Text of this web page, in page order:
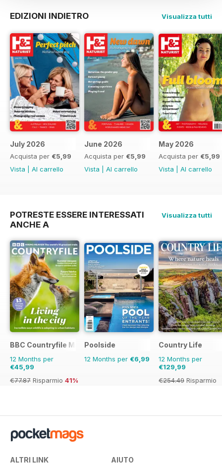
EDIZIONI INDIETRO Visualizza tutti
July 2026
Acquista per €5,99
Vista
Al carrello
June 2026
Acquista per €5,99
Vista
Al carrello
May 2026
Acquista per €5,99
Vista
Al carrello
POTRESTE ESSERE INTERESSATI
ANCHE A
Visualizza tutti
BBC Countryfile Magazine
12 Months per
€45,99
€77.87 Risparmio 41%
Poolside
12 Months per €6,99
Country Life
12 Months per
€129,99
€254.49 Risparmio
ALTRI LINK AIUTO